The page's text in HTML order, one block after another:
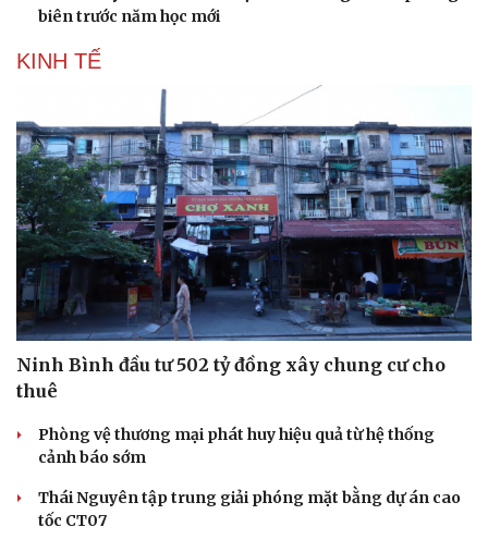
biên trước năm học mới
KINH TẾ
Ninh Bình đầu tư 502 tỷ đồng xây chung cư cho
thuê
Phòng vệ thương mại phát huy hiệu quả từ hệ thống
cảnh báo sớm
Thái Nguyên tập trung giải phóng mặt bằng dự án cao
tốc CT07